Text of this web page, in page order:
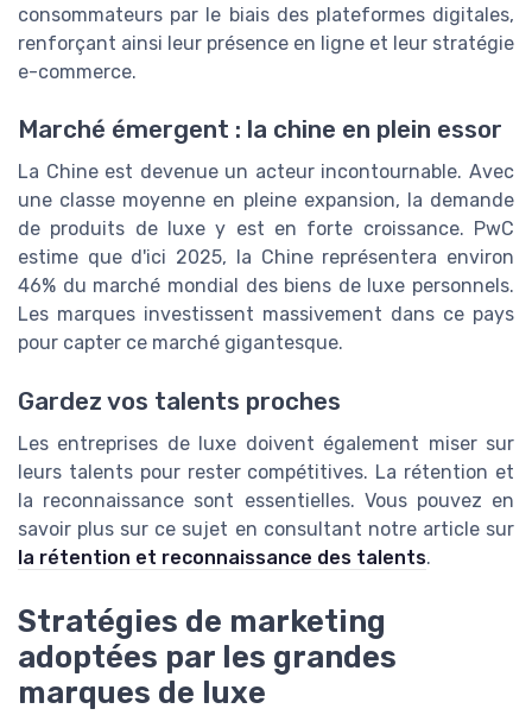
consommateurs par le biais des plateformes digitales,
renforçant ainsi leur présence en ligne et leur stratégie
e-commerce.
Marché émergent : la chine en plein essor
La Chine est devenue un acteur incontournable. Avec
une classe moyenne en pleine expansion, la demande
de produits de luxe y est en forte croissance. PwC
estime que d'ici 2025, la Chine représentera environ
46% du marché mondial des biens de luxe personnels.
Les marques investissent massivement dans ce pays
pour capter ce marché gigantesque.
Gardez vos talents proches
Les entreprises de luxe doivent également miser sur
leurs talents pour rester compétitives. La rétention et
la reconnaissance sont essentielles. Vous pouvez en
savoir plus sur ce sujet en consultant notre article sur
la rétention et reconnaissance des talents.
Stratégies de marketing
adoptées par les grandes
marques de luxe